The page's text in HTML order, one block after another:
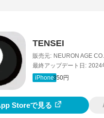
TENSEI
販売元: NEURON AGE
最終アップデート日: 2024
iPhone350円
Storeで見る